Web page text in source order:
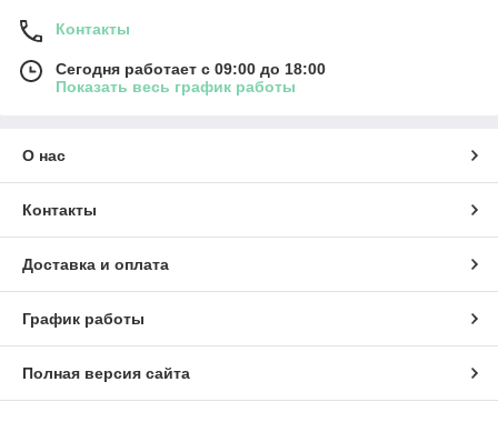
Контакты
Сегодня работает с 09:00 до 18:00
Показать весь график работы
О нас
Контакты
Доставка и оплата
График работы
Полная версия сайта